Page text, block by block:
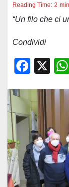
Reading Time: 2
“Un filo che ci
Condividi
F
c
e
b
o
o
k
X